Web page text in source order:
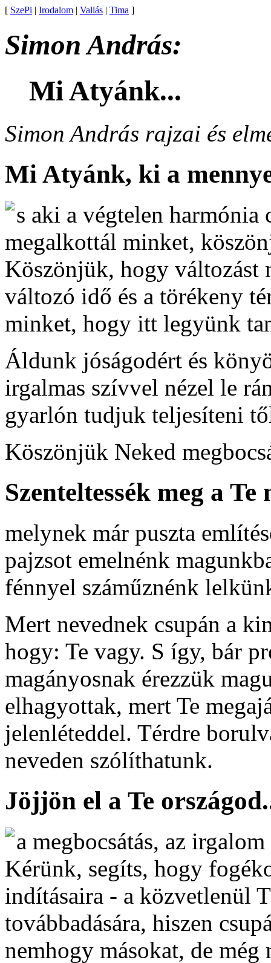
[ SzePi | Irodalom | Vallás | Tima ]
Simon András:
Mi Atyánk...
Simon András rajzai és
Mi Atyánk, ki a
s aki a végtelen harmónia
megalkottál minket,
Köszönjük, hogy változást
változó idő és a törékeny
minket, hogy itt legyünk
Áldunk jóságodért és
irgalmas szívvel nézel le
gyarlón tudjuk teljesíteni
Köszönjük Neked
Szenteltessék meg a Te
melynek már puszta
pajzsot emelnénk
fénnyel száműznénk
Mert nevednek csupán a
hogy: Te vagy. S így, bár
magányosnak érezzük
elhagyottak, mert Te
jelenléteddel. Térdre
neveden szólíthatunk.
Jöjjön el a Te
a megbocsátás, az
Kérünk, segíts, hogy
indításaira - a közvetlenül
továbbadására, hiszen
nemhogy másokat, de